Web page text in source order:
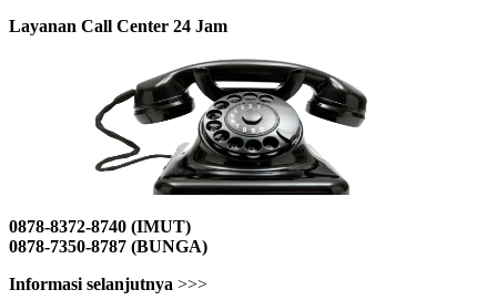
Layanan Call Center 24 Jam
0878-8372-8740 (IMUT)
0878-7350-8787 (BUNGA)
Informasi selanjutnya >>>